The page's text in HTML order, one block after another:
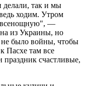
делали, так и мы
ходим. Утром
всенощную", —
из Украины, но
не было войны, чтобы
Пасхе там все
праздник счастливые,